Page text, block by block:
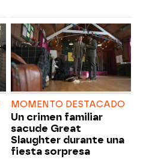
MOMENTO DESTACADO
Un crimen familiar
sacude Great
Slaughter durante una
fiesta sorpresa